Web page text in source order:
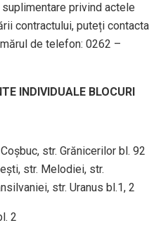
privind actele
contractului, puteți contacta
de telefon: 0262 –
INDIVIDUALE BLOCURI
str. Grănicerilor bl. 92
str. Melodiei, str.
str. Uranus bl.1, 2
2